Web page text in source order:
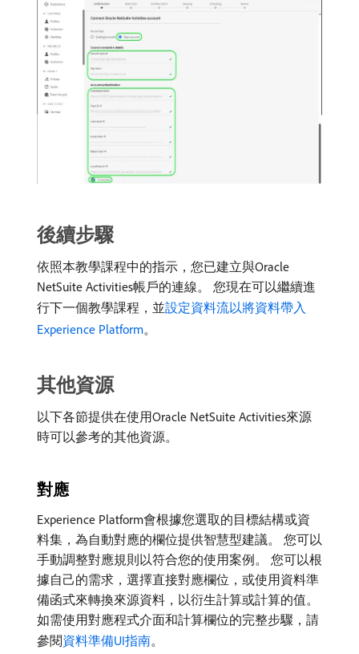
後續步驟
依照本教學課程中的指示，您已建立與Oracle
NetSuite Activities帳戶的連線。 您現在可以繼續進
行下一個教學課程，並設定資料流以將資料帶入
Experience Platform。
其他資源
以下各節提供在使用Oracle NetSuite Activities來源
時可以參考的其他資源。
對應
Experience Platform會根據您選取的目標結構或資
料集，為自動對應的欄位提供智慧型建議。 您可以
手動調整對應規則以符合您的使用案例。 您可以根
據自己的需求，選擇直接對應欄位，或使用資料準
備函式來轉換來源資料，以衍生計算或計算的值。
如需使用對應程式介面和計算欄位的完整步驟，請
參閱資料準備UI指南。